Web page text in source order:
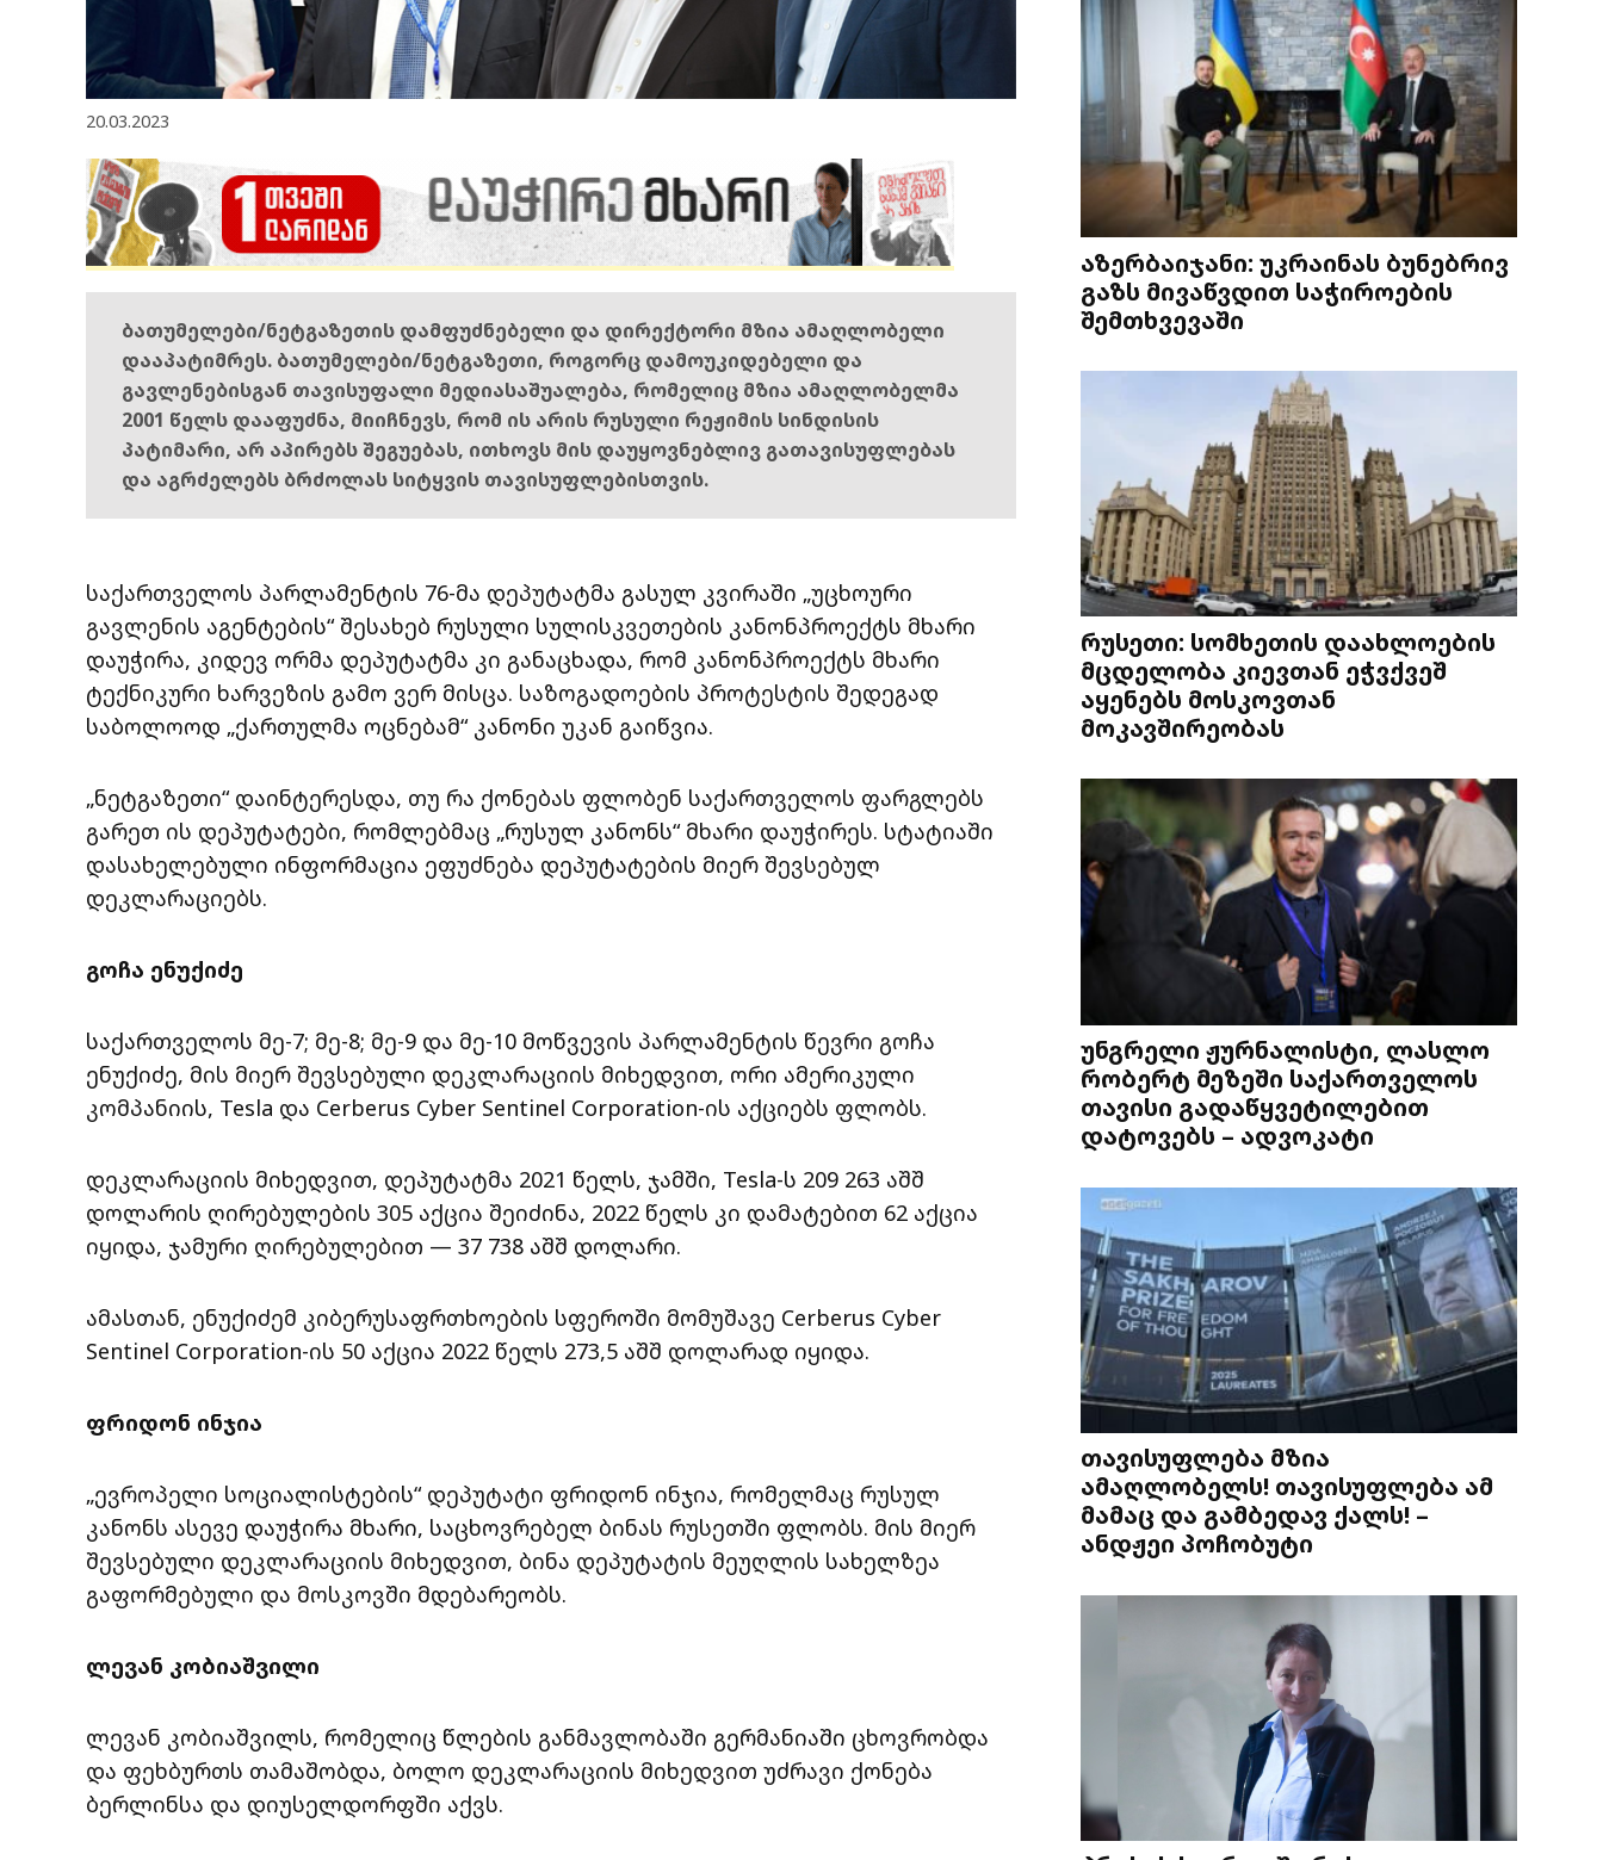
20.03.2023
ბათუმელები/ნეტგაზეთის დამფუძნებელი და დირექტორი მზია ამაღლობელი
დააპატიმრეს. ბათუმელები/ნეტგაზეთი, როგორც დამოუკიდებელი და
გავლენებისგან თავისუფალი მედიასაშუალება, რომელიც მზია ამაღლობელმა
2001 წელს დააფუძნა, მიიჩნევს, რომ ის არის რუსული რეჟიმის სინდისის
პატიმარი, არ აპირებს შეგუებას, ითხოვს მის დაუყოვნებლივ გათავისუფლებას
და აგრძელებს ბრძოლას სიტყვის თავისუფლებისთვის.
საქართველოს პარლამენტის 76-მა დეპუტატმა გასულ კვირაში „უცხოური
გავლენის აგენტების“ შესახებ რუსული სულისკვეთების კანონპროექტს მხარი
დაუჭირა, კიდევ ორმა დეპუტატმა კი განაცხადა, რომ კანონპროექტს მხარი
ტექნიკური ხარვეზის გამო ვერ მისცა. საზოგადოების პროტესტის შედეგად
საბოლოოდ „ქართულმა ოცნებამ“ კანონი უკან გაიწვია.
„ნეტგაზეთი“ დაინტერესდა, თუ რა ქონებას ფლობენ საქართველოს ფარგლებს
გარეთ ის დეპუტატები, რომლებმაც „რუსულ კანონს“ მხარი დაუჭირეს. სტატიაში
დასახელებული ინფორმაცია ეფუძნება დეპუტატების მიერ შევსებულ
დეკლარაციებს.
გოჩა ენუქიძე
საქართველოს მე-7; მე-8; მე-9 და მე-10 მოწვევის პარლამენტის წევრი გოჩა
ენუქიძე, მის მიერ შევსებული დეკლარაციის მიხედვით, ორი ამერიკული
კომპანიის, Tesla და Cerberus Cyber Sentinel Corporation-ის აქციებს ფლობს.
დეკლარაციის მიხედვით, დეპუტატმა 2021 წელს, ჯამში, Tesla-ს 209 263 აშშ
დოლარის ღირებულების 305 აქცია შეიძინა, 2022 წელს კი დამატებით 62 აქცია
იყიდა, ჯამური ღირებულებით — 37 738 აშშ დოლარი.
ამასთან, ენუქიძემ კიბერუსაფრთხოების სფეროში მომუშავე Cerberus Cyber
Sentinel Corporation-ის 50 აქცია 2022 წელს 273,5 აშშ დოლარად იყიდა.
ფრიდონ ინჯია
„ევროპელი სოციალისტების“ დეპუტატი ფრიდონ ინჯია, რომელმაც რუსულ
კანონს ასევე დაუჭირა მხარი, საცხოვრებელ ბინას რუსეთში ფლობს. მის მიერ
შევსებული დეკლარაციის მიხედვით, ბინა დეპუტატის მეუღლის სახელზეა
გაფორმებული და მოსკოვში მდებარეობს.
ლევან კობიაშვილი
ლევან კობიაშვილს, რომელიც წლების განმავლობაში გერმანიაში ცხოვრობდა
და ფეხბურთს თამაშობდა, ბოლო დეკლარაციის მიხედვით უძრავი ქონება
ბერლინსა და დიუსელდორფში აქვს.
აზერბაიჯანი: უკრაინას ბუნებრივ
გაზს მივაწვდით საჭიროების
შემთხვევაში
რუსეთი: სომხეთის დაახლოების
მცდელობა კიევთან ეჭვქვეშ
აყენებს მოსკოვთან
მოკავშირეობას
უნგრელი ჟურნალისტი, ლასლო
რობერტ მეზეში საქართველოს
თავისი გადაწყვეტილებით
დატოვებს – ადვოკატი
თავისუფლება მზია
ამაღლობელს! თავისუფლება ამ
მამაც და გამბედავ ქალს! –
ანდჟეი პოჩობუტი